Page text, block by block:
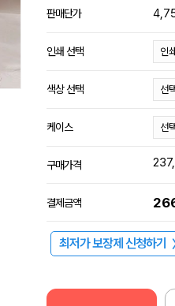
판매단가
인쇄 선택
색상 선택
케이스
구매가격
결제금액
최저가 보장제 신청하기